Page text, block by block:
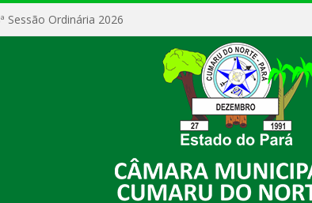
Sessão Ordinária 2026